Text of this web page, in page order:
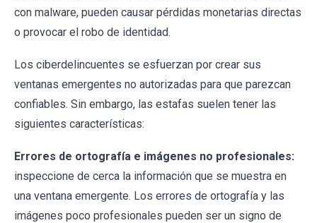
con malware, pueden causar pérdidas monetarias directas
o provocar el robo de identidad.
Los ciberdelincuentes se esfuerzan por crear sus
ventanas emergentes no autorizadas para que parezcan
confiables. Sin embargo, las estafas suelen tener las
siguientes características:
Errores de ortografía e imágenes no profesionales:
inspeccione de cerca la información que se muestra en
una ventana emergente. Los errores de ortografía y las
imágenes poco profesionales pueden ser un signo de